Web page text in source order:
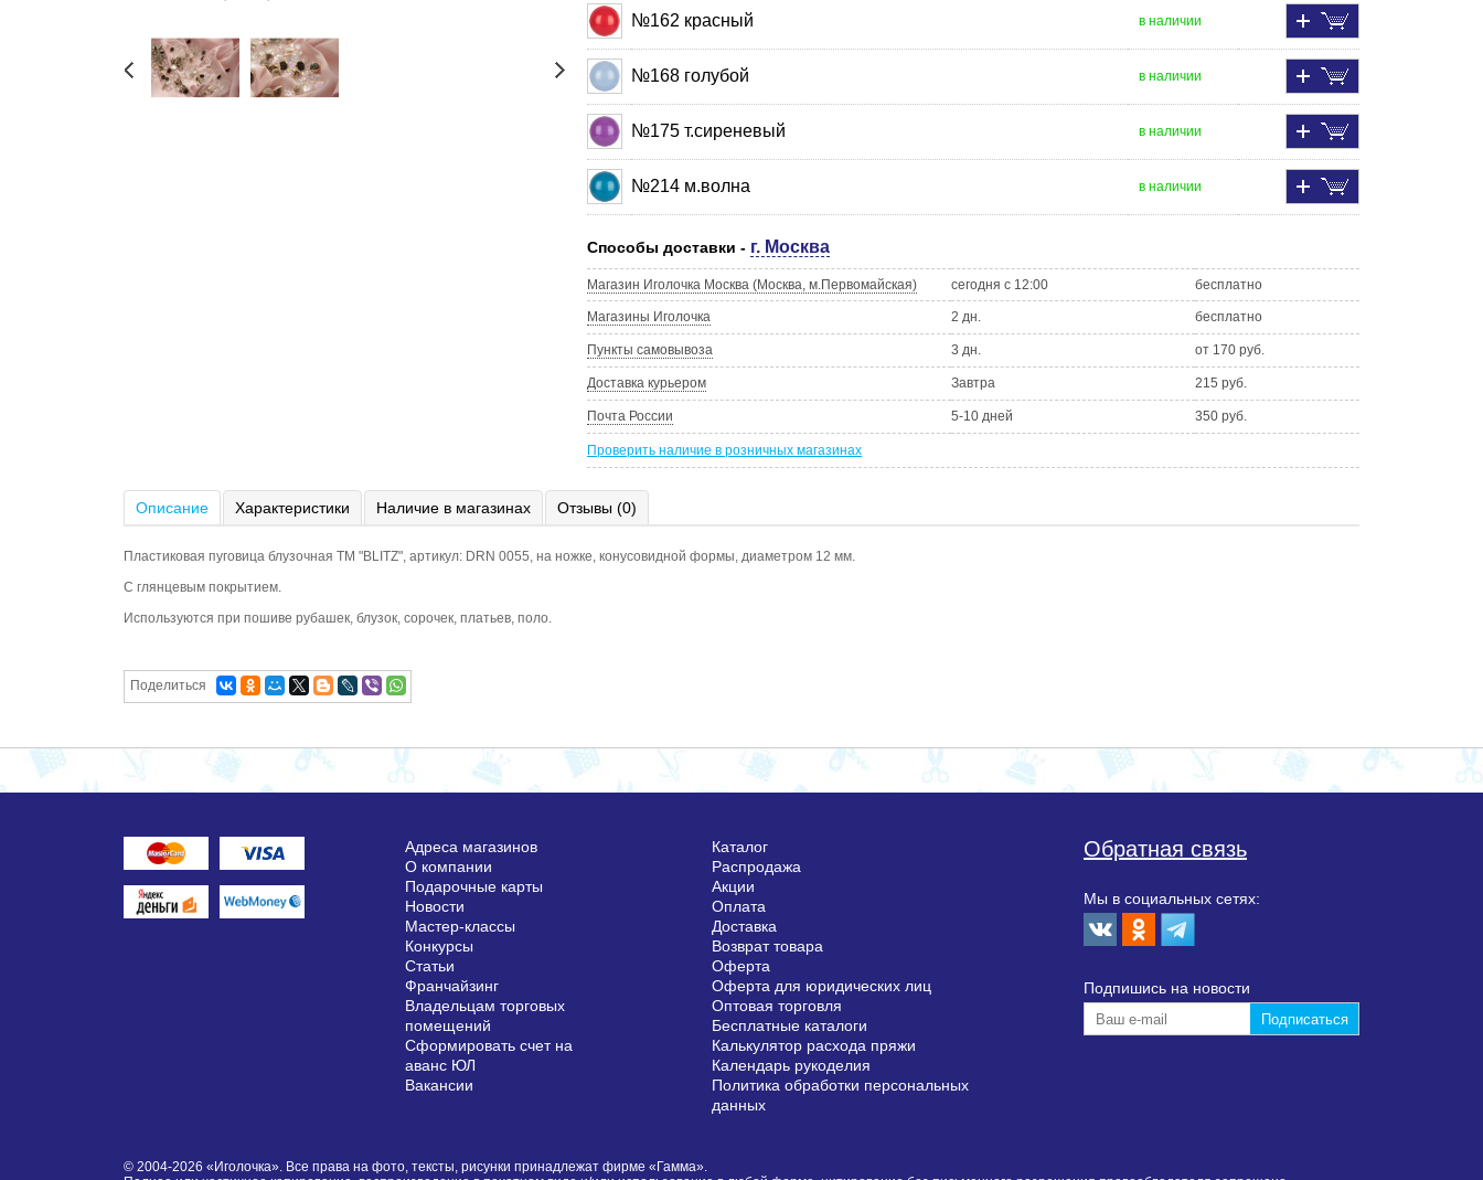
№162 красный в наличии
№168 голубой в наличии
№175 т.сиреневый в наличии
№214 м.волна в наличии
Способы доставки - г. Москва
Магазин Иголочка Москва (Москва, м.Первомайская) сегодня с 12:00 бесплатно
Магазины Иголочка 2 дн. бесплатно
Пункты самовывоза 3 дн. от 170 руб.
Доставка курьером Завтра 215 руб.
Почта России 5-10 дней 350 руб.
Проверить наличие в розничных магазинах
Описание Характеристики Наличие в магазинах Отзывы (0)
Пластиковая пуговица блузочная ТМ "BLITZ", артикул: DRN 0055, на ножке, конусовидной формы, диаметром 12 мм.
С глянцевым покрытием.
Используются при пошиве рубашек, блузок, сорочек, платьев, поло.
Поделиться
Адреса магазинов
О компании
Подарочные карты
Новости
Мастер-классы
Конкурсы
Статьи
Франчайзинг
Владельцам торговых
помещений
Сформировать счет на
аванс ЮЛ
Вакансии
Каталог
Распродажа
Акции
Оплата
Доставка
Возврат товара
Оферта
Оферта для юридических лиц
Оптовая торговля
Бесплатные каталоги
Калькулятор расхода пряжи
Календарь рукоделия
Политика обработки персональных
данных
Обратная связь
Мы в социальных сетях:
Подпишиcь на новости
© 2004-2026 «Иголочка». Все права на фото, тексты, рисунки принадлежат фирме «Гамма».